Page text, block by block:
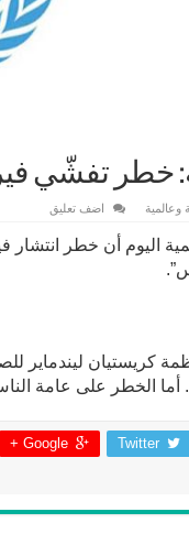
خطر تفشّي
اضف تعليق
اليوم أن خطر انتشار
كريستيان ليندماير
الخطر على عامة
Twitter
Google +